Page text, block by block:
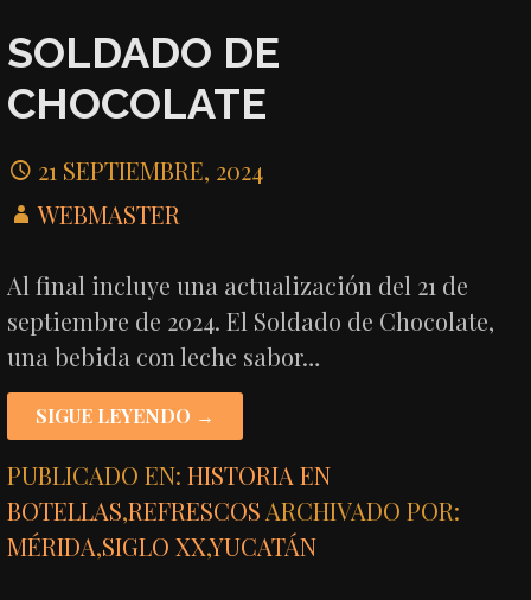
SOLDADO DE
CHOCOLATE
21 SEPTIEMBRE, 2024
WEBMASTER
Al final incluye una actualización del 21 de
septiembre de 2024. El Soldado de Chocolate,
una bebida con leche sabor…
SIGUE LEYENDO →
PUBLICADO EN:HISTORIA EN
BOTELLAS,REFRESCOS ARCHIVADO POR:
MÉRIDA,SIGLO XX,YUCATÁN